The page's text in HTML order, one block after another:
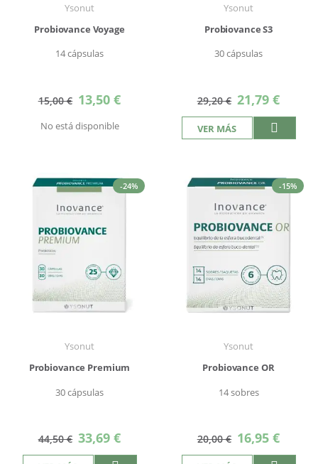
Ysonut
Probiovance Voyage
14 cápsulas
15,00 € Precio
especial
13,50 €
No está disponible
Ysonut
Probiovance S3
30 cápsulas
29,20 € Precio
especial
21,79 €
VER MÁS
-24%
Ysonut
Probiovance Premium
30 cápsulas
44,50 € Precio
especial
33,69 €
-15%
Ysonut
Probiovance OR
14 sobres
20,00 € Precio
especial
16,95 €